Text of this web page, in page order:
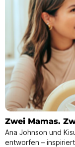
Zwei Mamas.
Ana Johnson und
entworfen –